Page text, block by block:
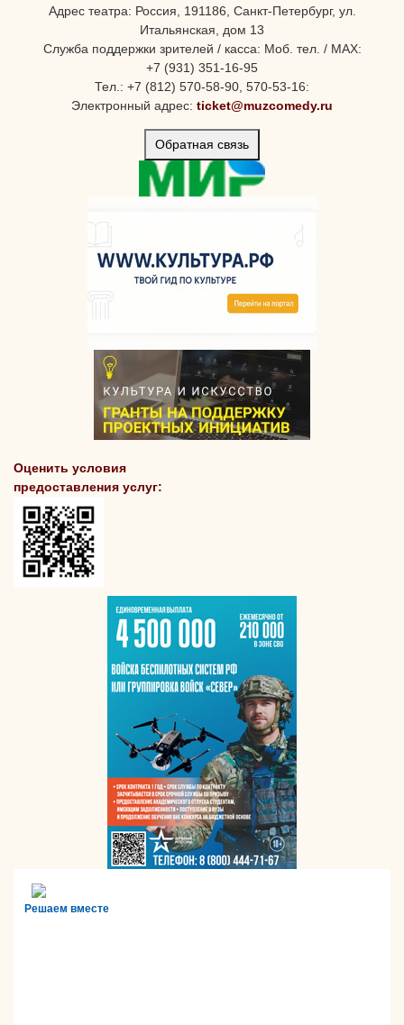
Адрес театра: Россия, 191186, Санкт-Петербург, ул.
Итальянская, дом 13
Служба поддержки зрителей / касса: Моб. тел. / MAX:
+7 (931) 351-16-95
Тел.: +7 (812) 570-58-90, 570-53-16:
Электронный адрес: ticket@muzcomedy.ru
Обратная связь
Оценить условия
предоставления услуг:
Решаем вместе